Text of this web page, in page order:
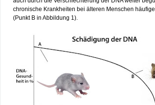
chronische Krankheiten bei älteren Menschen
(Punkt B in Abbildung 1).